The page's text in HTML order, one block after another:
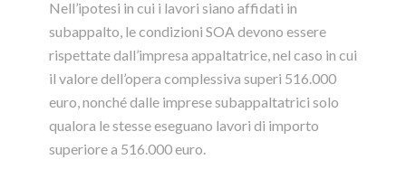
Nell’ipotesi in cui i lavori siano affidati in
subappalto, le condizioni SOA devono essere
rispettate dall’impresa appaltatrice, nel caso in cui
il valore dell’opera complessiva superi 516.000
euro, nonché dalle imprese subappaltatrici solo
qualora le stesse eseguano lavori di importo
superiore a 516.000 euro.